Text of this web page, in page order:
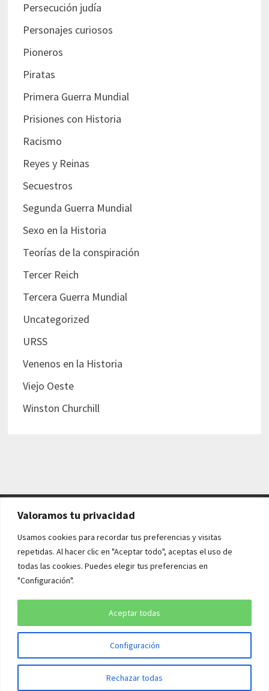
Valoramos tu privacidad
Usamos cookies para recordar tus preferencias y visitas
repetidas. Al hacer clic en "Aceptar todo", aceptas el uso de
todas las cookies. Puedes elegir tus preferencias en
"Configuración".
Configuración
Rechazar todas
Aceptar todas
Persecución judía
Personajes curiosos
Pioneros
Piratas
Primera Guerra Mundial
Prisiones con Historia
Racismo
Reyes y Reinas
Secuestros
Segunda Guerra Mundial
Sexo en la Historia
Teorías de la conspiración
Tercer Reich
Tercera Guerra Mundial
Uncategorized
URSS
Venenos en la Historia
Viejo Oeste
Winston Churchill
AVISO LEGAL Y POLÍTICAS
Aviso legal
Política de cookies
Copyright © 2026¡QUÉ HISTORIA!. Funciona conWordPressy